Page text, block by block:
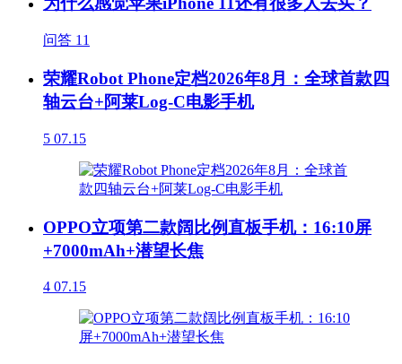
问答 11
荣耀Robot Phone定档2026年8月：全球首款四
轴云台+阿莱Log-C电影手机
5 07.15
OPPO立项第二款阔比例直板手机：16:10屏
+7000mAh+潜望长焦
4 07.15